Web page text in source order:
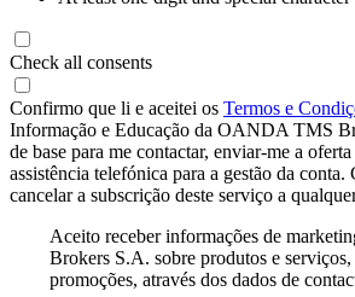
Check all consents
Confirmo que li e aceitei os Termos e
Informação e Educação da OANDA TMS
de base para me contactar, enviar-me a
assistência telefónica para a gestão da
cancelar a subscrição deste serviço a
Aceito receber informações de
Brokers S.A. sobre produtos e
promoções, através dos dados de